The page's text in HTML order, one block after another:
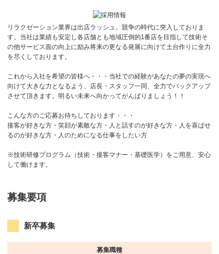
リラクゼーション業界は出店ラッシュ。競争の時代に突入しておりま
す。当社は業績も安定し各店舗とも地域圧倒的1番店を目指して技術そ
の他サービス面の向上に励み将来の更なる発展に向けて土台作りに全力
を尽くしております。
これから入社を希望の皆様へ・・・当社での経験があなたの夢の実現へ
向けて大きな力となるよう、店長・スタッフ一同、全力でバックアップ
させて頂きます。明るい未来へ向かってがんばりましょう！！
こんな方のご応募お待ちしております・・・
接客が好きな方・笑顔が素敵な方・人と話すのが好きな方・人を喜ばせ
るのが好きな方・人のためになる仕事をしたい方
※技術研修プログラム（技術・接客マナー・基礎医学）をご用意、安心
して働けます。
募集要項
新卒募集
募集職種